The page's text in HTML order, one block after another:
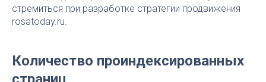
стремиться при разработке стратегии продвижения
rosatoday.ru.
Количество проиндексированных